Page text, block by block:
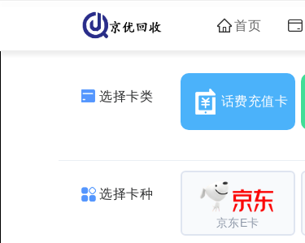
首页
选择卡类 话费充值卡
选择卡种
京东E卡